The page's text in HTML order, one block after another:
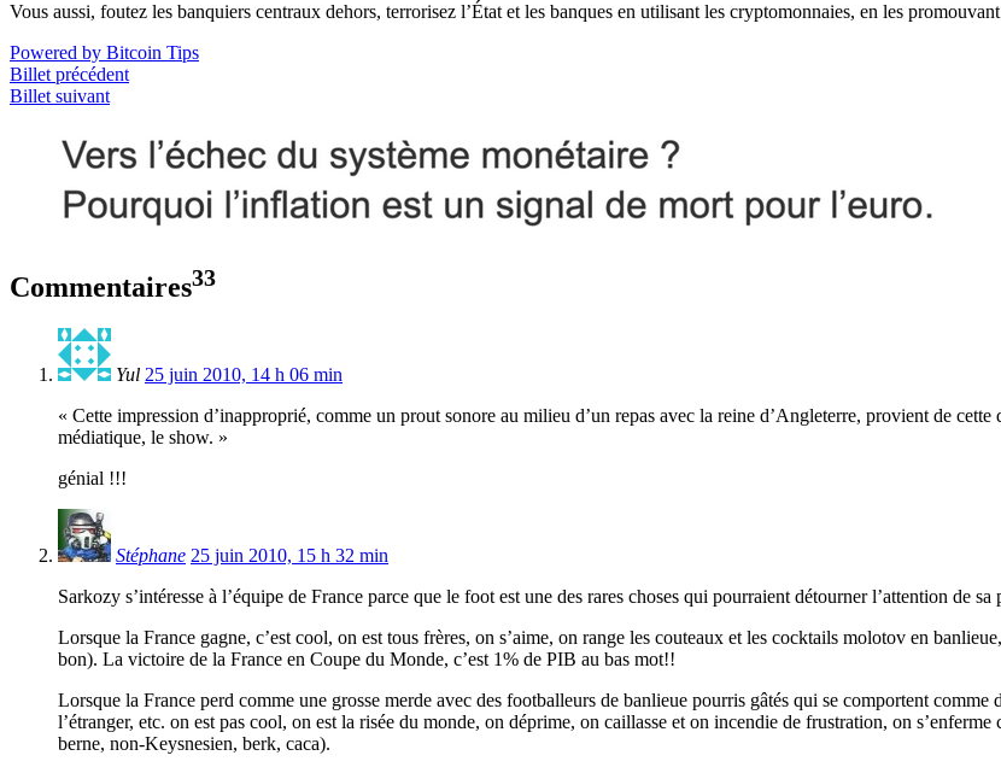
Vous aussi, foutez les banquiers centraux dehors, terrorisez l’État et les banques en utilisant les cryptomonnaies, en les
Powered by Bitcoin Tips
Billet précédent
Billet suivant
Commentaires33
Yul 25 juin 2010, 14 h 06 min
« Cette impression d’inapproprié, comme un prout sonore au milieu d’un repas avec la reine d’Angleterre, provient de
médiatique, le show. »
génial !!!
Stéphane 25 juin 2010, 15 h 32 min
Sarkozy s’intéresse à l’équipe de France parce que le foot est une des rares choses qui pourraient détourner l’attention de
Lorsque la France gagne, c’est cool, on est tous frères, on s’aime, on range les couteaux et les cocktails molotov en
bon). La victoire de la France en Coupe du Monde, c’est 1% de PIB au bas mot!!
Lorsque la France perd comme une grosse merde avec des footballeurs de banlieue pourris gâtés qui se comportent
l’étranger, etc. on est pas cool, on est la risée du monde, on déprime, on caillasse et on incendie de frustration, on
berne, non-Keysnesien, berk, caca).